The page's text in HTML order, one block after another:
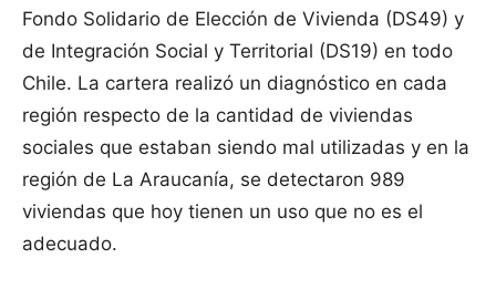
Fondo Solidario de Elección de Vivienda (DS49) y
de Integración Social y Territorial (DS19) en todo
Chile. La cartera realizó un diagnóstico en cada
región respecto de la cantidad de viviendas
sociales que estaban siendo mal utilizadas y en la
región de La Araucanía, se detectaron 989
viviendas que hoy tienen un uso que no es el
adecuado.